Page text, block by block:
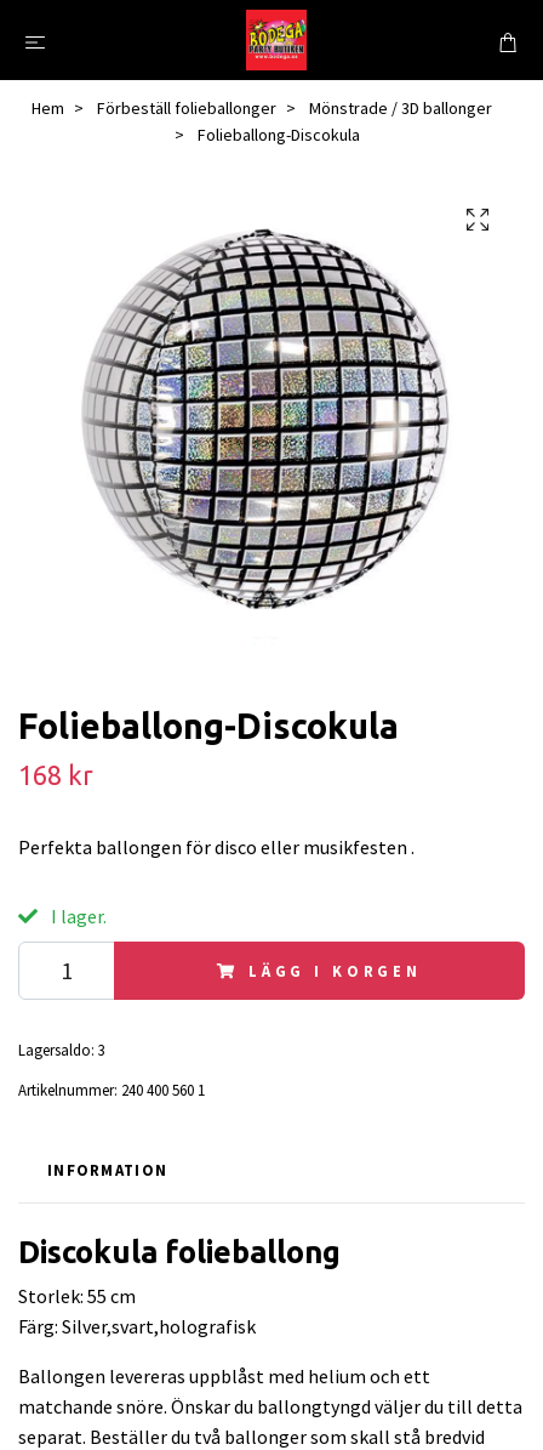
Hem Förbeställ folieballonger
Mönstrade / 3D ballonger
Folieballong-Discokula
Folieballong-Discokula
168 kr
Perfekta ballongen för disco eller musikfesten .
I lager.
LÄGG I KORGEN
Lagersaldo: 3
Artikelnummer: 240 400 560 1
INFORMATION
Discokula folieballong
Storlek: 55 cm
Färg: Silver,svart,holografisk
Ballongen levereras uppblåst med helium och ett
matchande snöre. Önskar du ballongtyngd väljer du till detta
separat. Beställer du två ballonger som skall stå bredvid